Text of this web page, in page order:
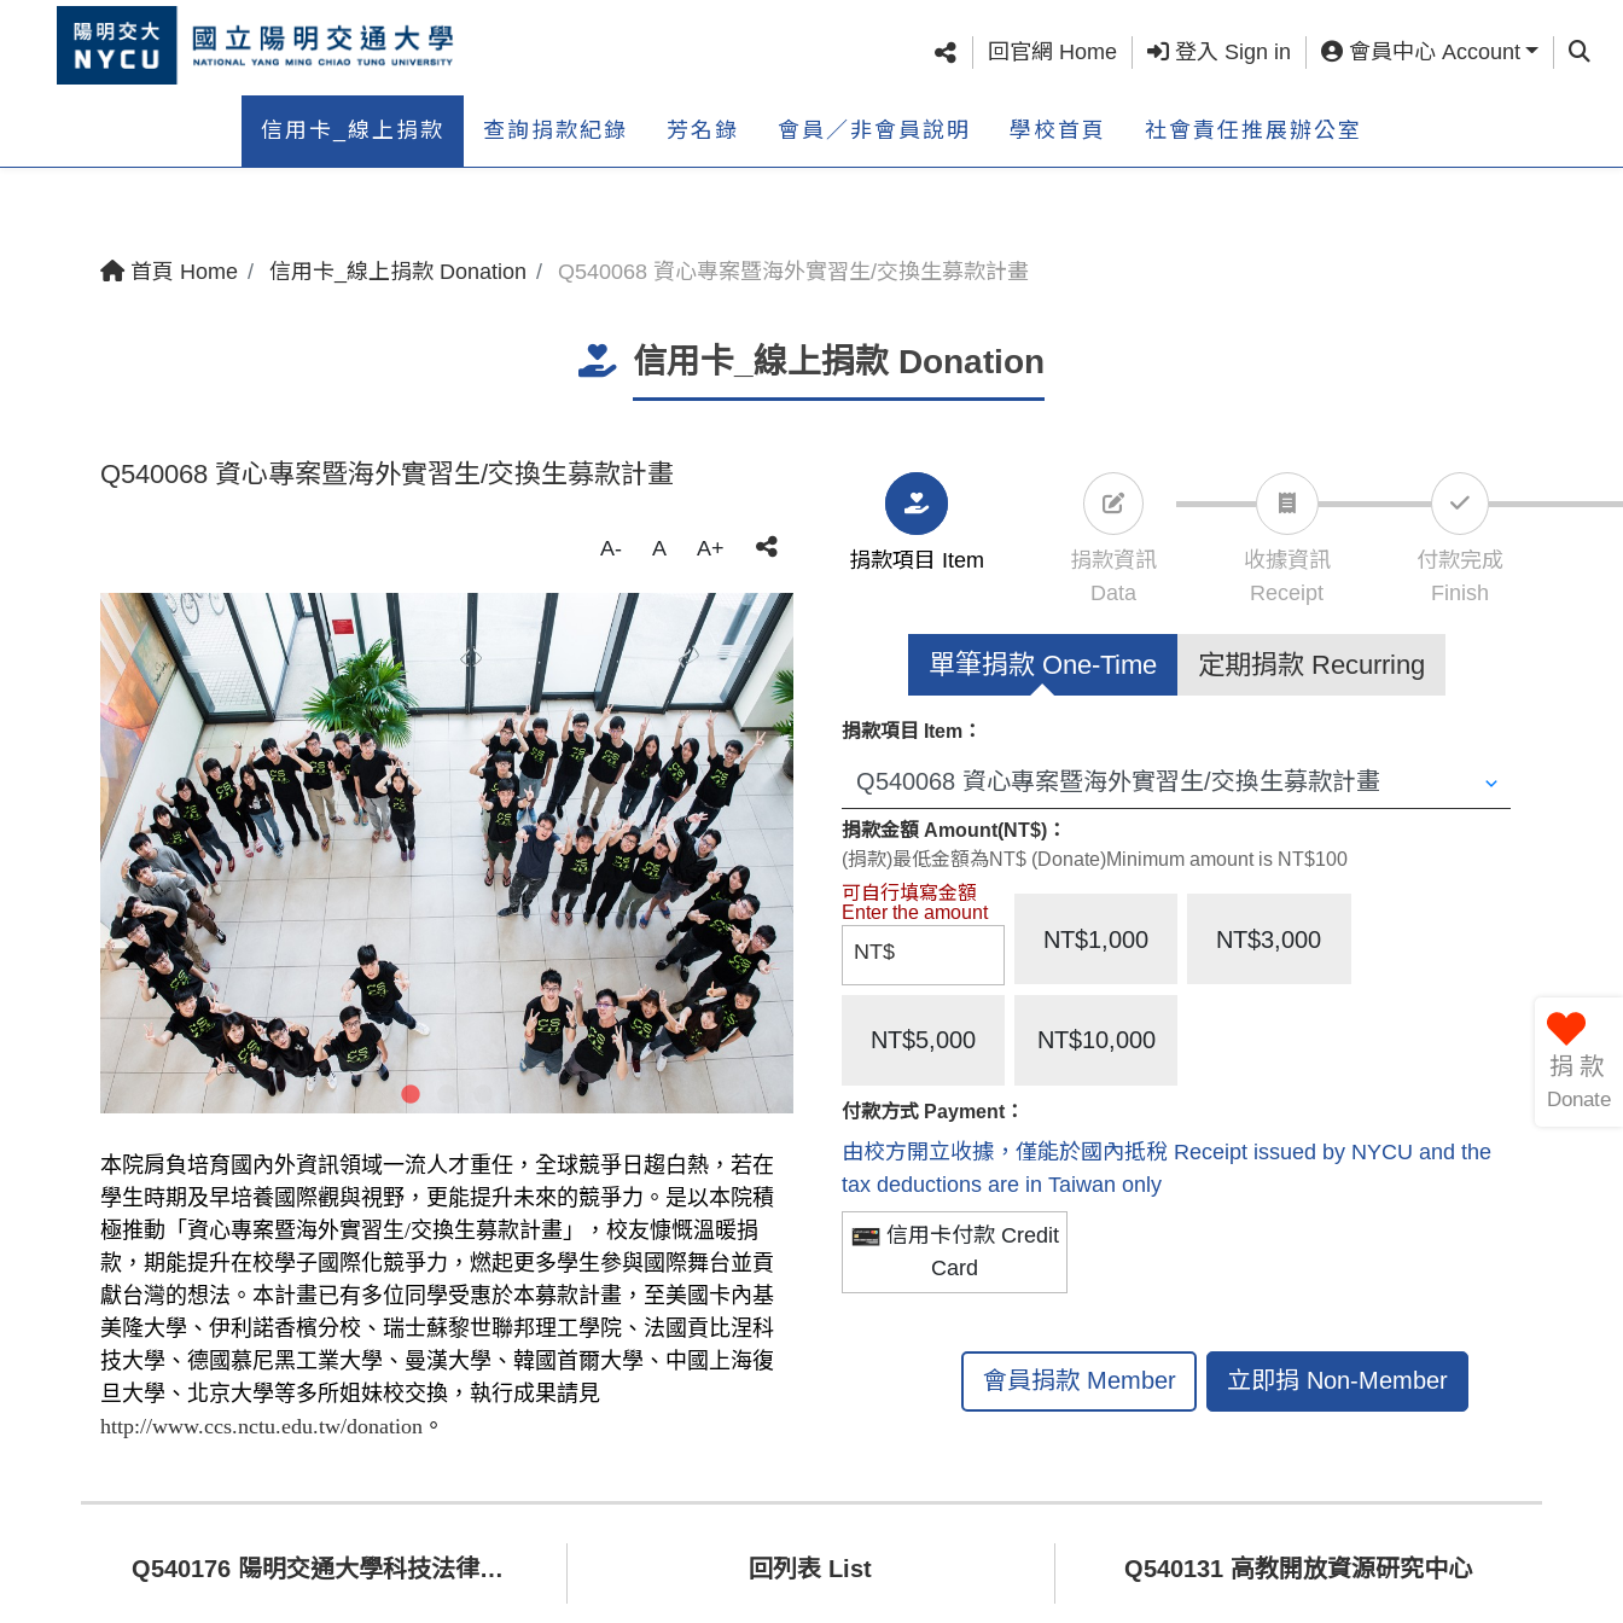
回官網 Home 登入 Sign in 會員中心 Account 查詢
信用卡_線上捐款 查詢捐款紀錄 芳名錄 會員／非會員說明 學校首頁 社會責任推展辦公室
首頁 Home 信用卡_線上捐款 Donation Q540068 資心專案暨海外實習生/交換生募款計畫
信用卡_線上捐款 Donation
Q540068 資心專案暨海外實習生/交換生募款計畫
A- A A+
本院肩負培育國內外資訊領域一流人才重任，全球競爭日趨白熱，若在
學生時期及早培養國際觀與視野，更能提升未來的競爭力。是以本院積
極推動「資心專案暨海外實習生/交換生募款計畫」，校友慷慨溫暖捐
款，期能提升在校學子國際化競爭力，燃起更多學生參與國際舞台並貢
獻台灣的想法。本計畫已有多位同學受惠於本募款計畫，至美國卡內基
美隆大學、伊利諾香檳分校、瑞士蘇黎世聯邦理工學院、法國貢比涅科
技大學、德國慕尼黑工業大學、曼漢大學、韓國首爾大學、中國上海復
旦大學、北京大學等多所姐妹校交換，執行成果請見
http://www.ccs.nctu.edu.tw/donation 。
捐款項目 Item
捐款資訊
Data
收據資訊
Receipt
付款完成
Finish
單筆捐款 One-Time 定期捐款 Recurring
捐款項目 Item：
捐款金額 Amount(NT$)：
(捐款)最低金額為NT$ (Donate)Minimum amount is NT$100
NT$ NT$1,000 NT$3,000
NT$5,000 NT$10,000
付款方式 Payment：
由校方開立收據，僅能於國內抵稅 Receipt issued by NYCU and the
tax deductions are in Taiwan only
信用卡付款 Credit
Card
會員捐款 Member 立即捐 Non-Member
Q540176 陽明交通大學科技法律學院 回列表 List Q540131 高教開放資源研究中心
捐款
Donate